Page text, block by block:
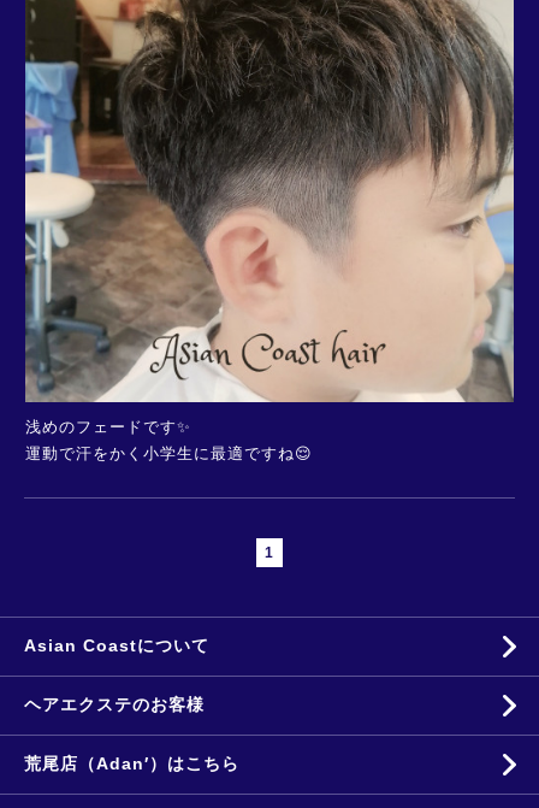
浅めのフェードです✨
運動で汗をかく小学生に最適ですね😌
1
Asian Coastについて
ヘアエクステのお客様
荒尾店（Adan′）はこちら